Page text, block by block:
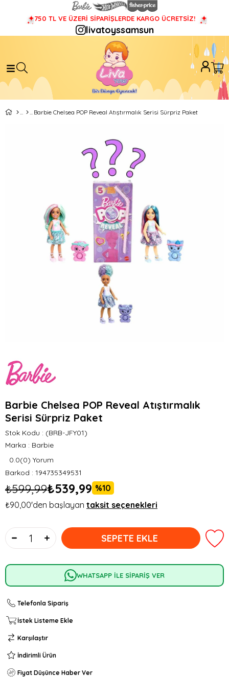
750 TL VE ÜZERİ SİPARİŞLERDE KARGO ÜCRETSİZ!
livatoyssamsun
Barbie Chelsea POP Reveal Atıştırmalık Serisi Sürpriz Paket
Barbie Chelsea POP Reveal Atıştırmalık
Serisi Sürpriz Paket
Stok Kodu
(BRB-JFY01)
Marka : Barbie
0.0(0) Yorum
Barkod : 194735349531
₺599,99₺539,99
10
₺90,00
WHATSAPP İLE SİPARİŞ VER
Telefonla Sipariş
İstek Listeme Ekle
Karşılaştır
İndirimli Ürün
Fiyat Düşünce Haber Ver